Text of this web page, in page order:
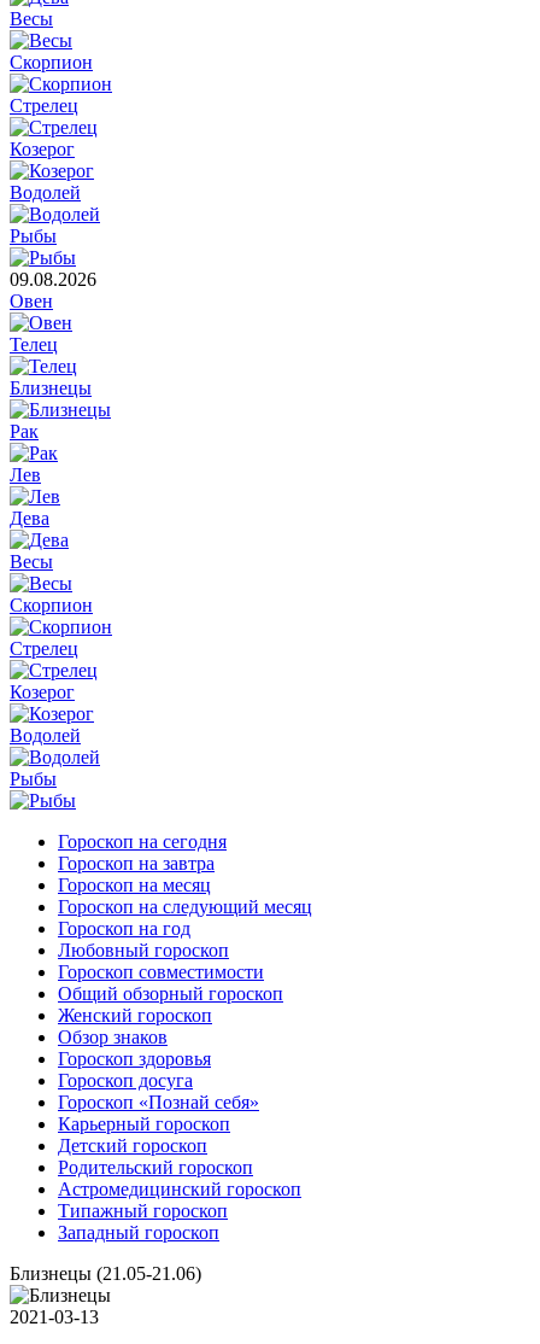
Весы
Скорпион
Стрелец
Козерог
Водолей
Рыбы
09.08.2026
Овен
Телец
Близнецы
Рак
Лев
Дева
Весы
Скорпион
Стрелец
Козерог
Водолей
Рыбы
Гороскоп на сегодня
Гороскоп на завтра
Гороскоп на месяц
Гороскоп на следующий месяц
Гороскоп на год
Любовный гороскоп
Гороскоп совместимости
Общий обзорный гороскоп
Женский гороскоп
Обзор знаков
Гороскоп здоровья
Гороскоп досуга
Гороскоп «Познай себя»
Карьерный гороскоп
Детский гороскоп
Родительский гороскоп
Астромедицинский гороскоп
Типажный гороскоп
Западный гороскоп
Близнецы (21.05-21.06)
2021-03-13